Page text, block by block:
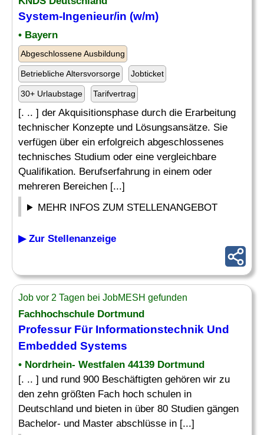
System-Ingenieur/in (w/m)
• Bayern
Abgeschlossene Ausbildung
Betriebliche Altersvorsorge Jobticket
30+ Urlaubstage Tarifvertrag
[. .. ] der Akquisitionsphase durch die Erarbeitung
technischer Konzepte und Lösungsansätze. Sie
verfügen über ein erfolgreich abgeschlossenes
technisches Studium oder eine vergleichbare
Qualifikation. Berufserfahrung in einem oder
mehreren Bereichen [...]
MEHR INFOS ZUM STELLENANGEBOT
▶ Zur Stellenanzeige
Job vor 2 Tagen bei JobMESH gefunden
Fachhochschule Dortmund
Professur Für Informationstechnik Und
Embedded Systems
• Nordrhein- Westfalen 44139 Dortmund
[. .. ] und rund 900 Beschäftigten gehören wir zu
den zehn größten Fach hoch schulen in
Deutschland und bieten in über 80 Studien gängen
Bachelor- und Master abschlüsse in [...]